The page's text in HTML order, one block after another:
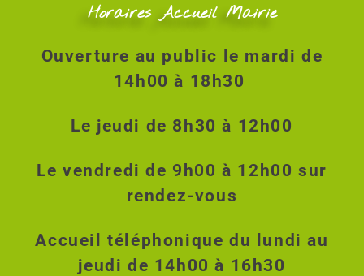
Horaires Accueil Mairie
Ouverture au public le mardi de
14h00 à 18h30
Le jeudi de 8h30 à 12h00
Le vendredi de 9h00 à 12h00 sur
rendez-vous
Accueil téléphonique du lundi au
jeudi de 14h00 à 16h30